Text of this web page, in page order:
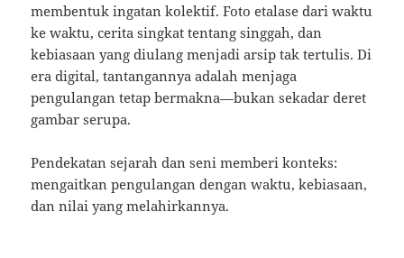
membentuk ingatan kolektif. Foto etalase dari waktu
ke waktu, cerita singkat tentang singgah, dan
kebiasaan yang diulang menjadi arsip tak tertulis. Di
era digital, tantangannya adalah menjaga
pengulangan tetap bermakna—bukan sekadar deret
gambar serupa.
Pendekatan sejarah dan seni memberi konteks:
mengaitkan pengulangan dengan waktu, kebiasaan,
dan nilai yang melahirkannya.